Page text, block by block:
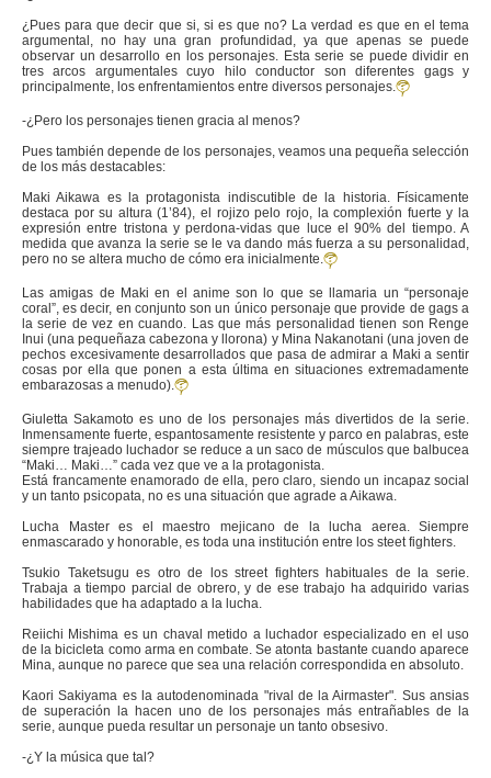
¿Pues para que decir que si, si es que no? La verdad es que en el tema
argumental, no hay una gran profundidad, ya que apenas se puede
observar un desarrollo en los personajes. Esta serie se puede dividir en
tres arcos argumentales cuyo hilo conductor son diferentes gags y
principalmente, los enfrentamientos entre diversos personajes.
-¿Pero los personajes tienen gracia al menos?
Pues también depende de los personajes, veamos una pequeña selección
de los más destacables:
Maki Aikawa es la protagonista indiscutible de la historia. Físicamente
destaca por su altura (1’84), el rojizo pelo rojo, la complexión fuerte y la
expresión entre tristona y perdona-vidas que luce el 90% del tiempo. A
medida que avanza la serie se le va dando más fuerza a su personalidad,
pero no se altera mucho de cómo era inicialmente.
Las amigas de Maki en el anime son lo que se llamaria un “personaje
coral”, es decir, en conjunto son un único personaje que provide de gags a
la serie de vez en cuando. Las que más personalidad tienen son Renge
Inui (una pequeñaza cabezona y llorona) y Mina Nakanotani (una joven de
pechos excesivamente desarrollados que pasa de admirar a Maki a sentir
cosas por ella que ponen a esta última en situaciones extremadamente
embarazosas a menudo).
Giuletta Sakamoto es uno de los personajes más divertidos de la serie.
Inmensamente fuerte, espantosamente resistente y parco en palabras, este
siempre trajeado luchador se reduce a un saco de músculos que balbucea
“Maki… Maki…” cada vez que ve a la protagonista.
Está francamente enamorado de ella, pero claro, siendo un incapaz social
y un tanto psicopata, no es una situación que agrade a Aikawa.
Lucha Master es el maestro mejicano de la lucha aerea. Siempre
enmascarado y honorable, es toda una institución entre los steet fighters.
Tsukio Taketsugu es otro de los street fighters habituales de la serie.
Trabaja a tiempo parcial de obrero, y de ese trabajo ha adquirido varias
habilidades que ha adaptado a la lucha.
Reiichi Mishima es un chaval metido a luchador especializado en el uso
de la bicicleta como arma en combate. Se atonta bastante cuando aparece
Mina, aunque no parece que sea una relación correspondida en absoluto.
Kaori Sakiyama es la autodenominada "rival de la Airmaster". Sus ansias
de superación la hacen uno de los personajes más entrañables de la
serie, aunque pueda resultar un personaje un tanto obsesivo.
-¿Y la música que tal?